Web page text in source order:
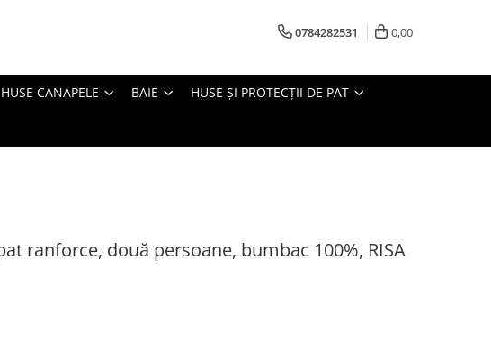
0784282531 0,00
HUSE CANAPELE BAIE HUSE ȘI PROTECȚII DE PAT
ranforce, două persoane, bumbac 100%, RISA